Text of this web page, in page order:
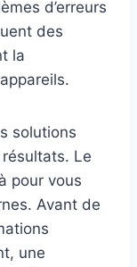
d’erreurs
des
la
solutions
Le
pour vous
Avant de
une